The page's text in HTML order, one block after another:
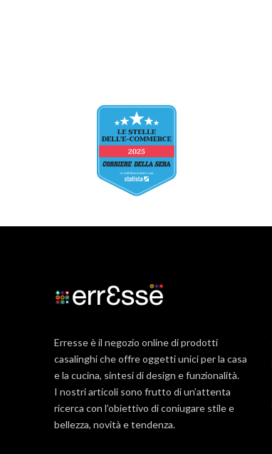
Erresse è il negozio online di prodotti
casalinghi che offre oggetti unici per la casa
e la cucina, sintesi di design e funzionalità.
I nostri articoli sono frutto di un’attenta
ricerca con l’obiettivo di coniugare stile e
bellezza, novità e tendenza.